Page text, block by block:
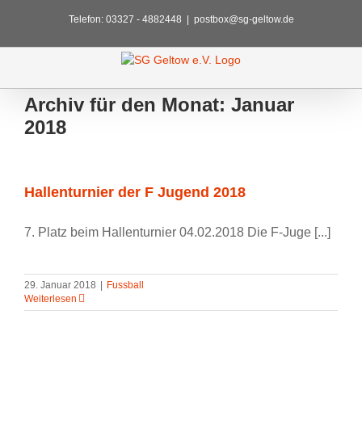
Telefon: 03327 - 4882448 postbox@sg-geltow.de
Archiv für den Monat: Januar
2018
Hallenturnier der F Jugend 2018
7. Platz beim Hallenturnier 04.02.2018 Die F-Juge [...]
29. Januar 2018
Fussball
Weiterlesen